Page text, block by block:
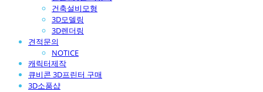
건축설비모형
3D모델링
3D렌더링
견적문의
NOTICE
캐릭터제작
큐비콘 3D프린터 구매
3D소품샵